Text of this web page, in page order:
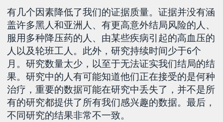
有几个因素降低了我们的证据质量。证据并没有涵
盖许多黑人和亚洲人、有更高意外结局风险的人、
服用多种降压药的人、由某些疾病引起的高血压的
人以及轮班工人。此外，研究持续时间少于6个
月。研究数量太少，以至于无法证实我们结局的结
果。研究中的人有可能知道他们正在接受的是何种
治疗，重要的数据可能在研究中丢失了，并不是所
有的研究都提供了所有我们感兴趣的数据。最后，
不同研究的结果非常不一致。